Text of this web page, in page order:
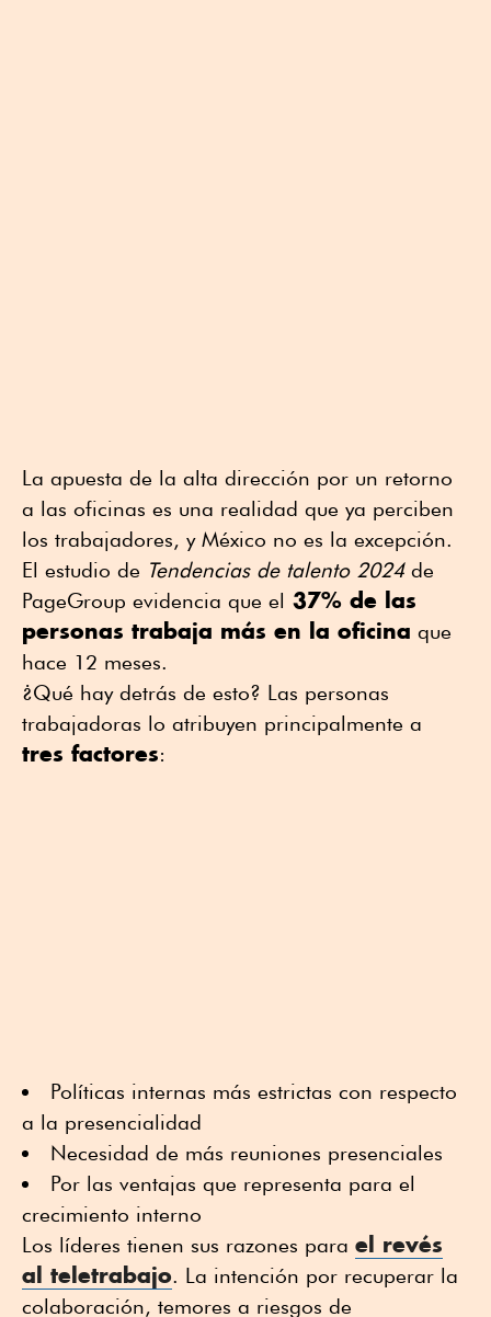
La apuesta de la alta dirección por un retorno
a las oficinas es una realidad que ya perciben
los trabajadores, y México no es la excepción.
El estudio de Tendencias de talento 2024de
PageGroup evidencia que el 37% de las
personas trabaja más en la oficina que
hace 12 meses.
¿Qué hay detrás de esto? Las personas
trabajadoras lo atribuyen principalmente a
tres factores:
Políticas internas más estrictas con respecto
a la presencialidad
Necesidad de más reuniones presenciales
Por las ventajas que representa para el
crecimiento interno
Los líderes tienen sus razones para el revés
al teletrabajo. La intención por recuperar la
colaboración, temores a riesgos de